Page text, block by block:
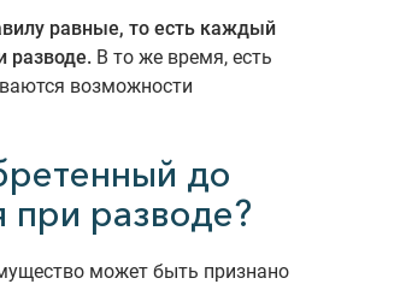
равные, то есть каждый
разводе. В то же время, есть
возможности
до
при разводе?
может быть признано